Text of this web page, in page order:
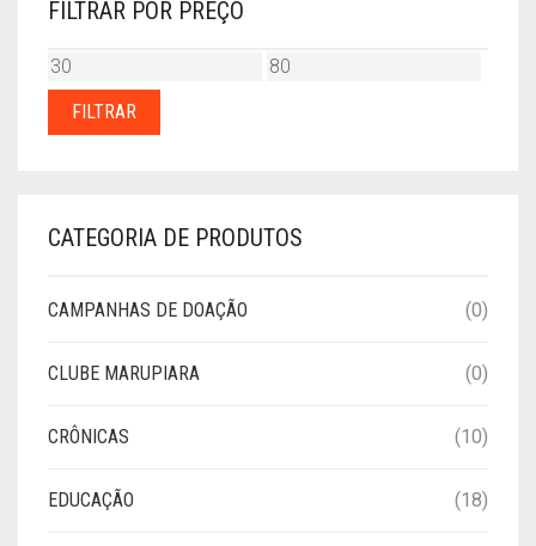
FILTRAR POR PREÇO
PREÇO
MÍNIMO
PREÇO
FILTRAR
CATEGORIA DE PRODUTOS
CAMPANHAS DE DOAÇÃO (0)
CLUBE MARUPIARA (0)
CRÔNICAS (10)
EDUCAÇÃO (18)